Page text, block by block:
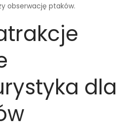
obserwację ptaków.
dla